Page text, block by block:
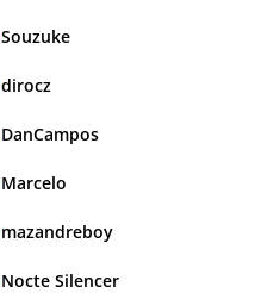
Souzuke
dirocz
DanCampos
Marcelo
mazandreboy
Nocte Silencer